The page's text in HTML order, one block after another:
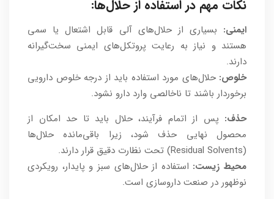
نکات مهم در استفاده از حلال‌ها:
ایمنی: بسیاری از حلال‌های آلی قابل اشتعال یا سمی
هستند و نیاز به رعایت پروتکل‌های ایمنی سخت‌گیرانه
دارند.
خلوص: حلال‌های مورد استفاده باید از درجه خلوص دارویی
برخوردار باشند تا ناخالصی وارد دارو نشود.
حذف: پس از اتمام فرآیند، حلال باید تا حد امکان از
محصول نهایی حذف شود، زیرا باقی‌مانده حلال‌ها
(Residual Solvents) تحت نظارت دقیق قرار دارند.
محیط زیست: استفاده از حلال‌های سبز و پایدار، رویکردی
نوظهور در صنعت داروسازی است.